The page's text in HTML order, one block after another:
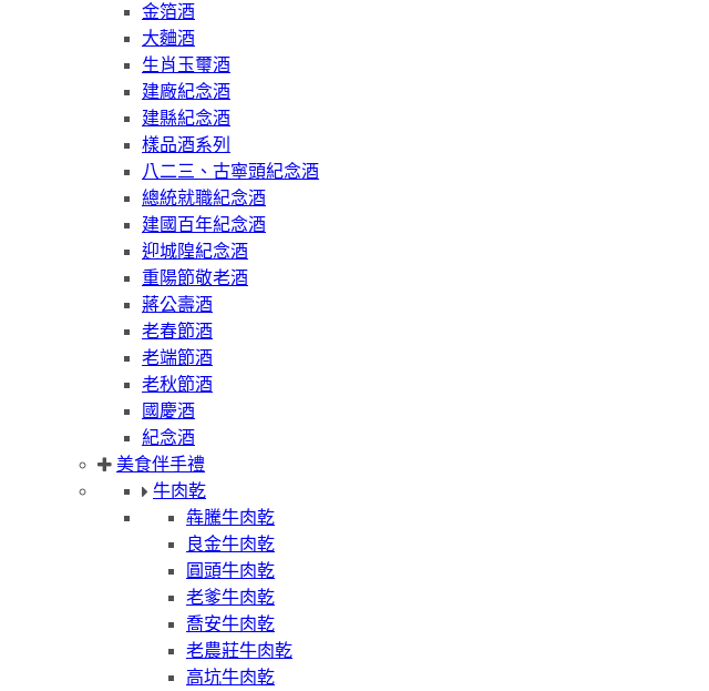
金箔酒
大麯酒
生肖玉璽酒
建廠紀念酒
建縣紀念酒
樣品酒系列
八二三、古寧頭紀念酒
總統就職紀念酒
建國百年紀念酒
迎城隍紀念酒
重陽節敬老酒
蔣公壽酒
老春節酒
老端節酒
老秋節酒
國慶酒
紀念酒
美食伴手禮
牛肉乾
犇騰牛肉乾
良金牛肉乾
圓頭牛肉乾
老爹牛肉乾
喬安牛肉乾
老農莊牛肉乾
高坑牛肉乾